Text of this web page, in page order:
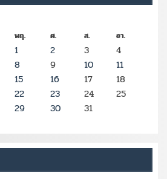
พฤ. ศ. ส. อา.
1 2 3
4
8 9 10
11
15 16 17
18
22 23 24
25
29 30 31